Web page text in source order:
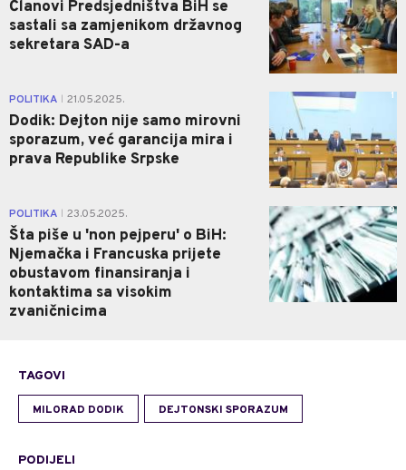
Članovi Predsjedništva BiH se
sastali sa zamjenikom državnog
sekretara SAD-a
POLITIKA 21.05.2025.
Dodik: Dejton nije samo mirovni
sporazum, već garancija mira i
prava Republike Srpske
1
POLITIKA 23.05.2025.
Šta piše u 'non pejperu' o BiH:
Njemačka i Francuska prijete
obustavom finansiranja i
kontaktima sa visokim
zvaničnicima
0
TAGOVI
MILORAD DODIK DEJTONSKI SPORAZUM
PODIJELI